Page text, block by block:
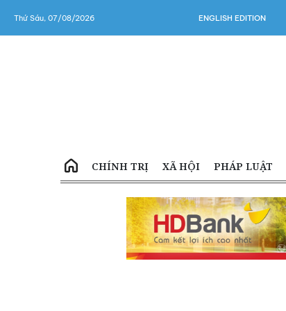
Thứ Sáu, 07/08/2026 ENGLISH EDITION
CHÍNH TRỊ XÃ HỘI PHÁP LUẬT